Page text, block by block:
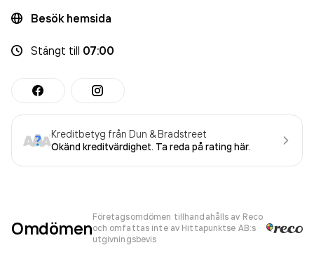
Besök hemsida
Stängt till 07:00
Kreditbetyg från Dun & Bradstreet
Okänd kreditvärdighet. Ta reda på rating här.
Omdömen
Företagsomdömen tillhandahålls av Reco
och omfattas inte av Hittapunktse AB:s
utgivningsbevis